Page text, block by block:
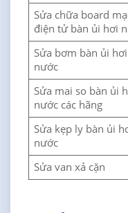
Sửa chữa board
điện tử bàn ủi hơi
Sửa bơm bàn ủi hơi
nước
Sửa mai so bàn ủi
nước các hãng
Sửa kẹp ly bàn ủi
nước
Sửa van xả cặn